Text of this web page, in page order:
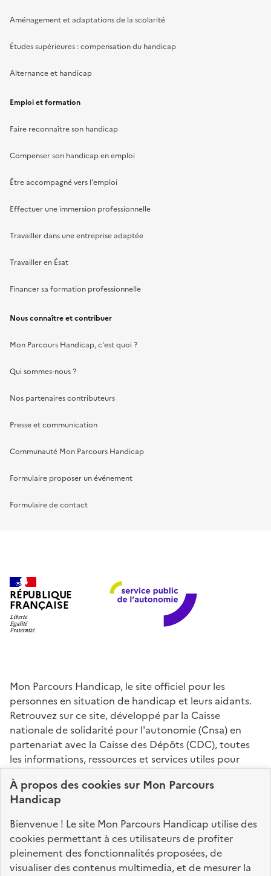
À propos descookiessur Mon Parcours
Handicap
Bienvenue ! Le site Mon Parcours Handicap utilise des
cookies permettant à ces utilisateurs de profiter
pleinement des fonctionnalités proposées, de
visualiser des contenus multimedia, et de mesurer la
Aménagement et adaptations de la scolarité
Études supérieures : compensation du handicap
Alternance et handicap
Emploi et formation
Faire reconnaître son handicap
Compenser son handicap en emploi
Être accompagné vers l'emploi
Effectuer une immersion professionnelle
Travailler dans une entreprise adaptée
Travailler en Ésat
Financer sa formation professionnelle
Nous connaître et contribuer
Mon Parcours Handicap, c'est quoi ?
Qui sommes-nous ?
Nos partenaires contributeurs
Presse et communication
Communauté Mon Parcours Handicap
Formulaire proposer un événement
Formulaire de contact
RÉPUBLIQUE
FRANÇAISE
Mon Parcours Handicap, le site officiel pour les
personnes en situation de handicap et leurs aidants.
Retrouvez sur ce site, développé par la Caisse
nationale de solidarité pour l'autonomie (Cnsa) en
partenariat avec la Caisse des Dépôts (CDC), toutes
les informations, ressources et services utiles pour
connaître vos droits, effectuer vos démarches,
identifier vos interlocuteurs.
Nos sites partenaires
info.gouv.fr service-public.fr legifrance.gouv.fr
data.gouv.fr